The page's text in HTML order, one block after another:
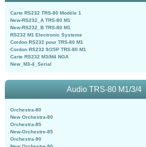
Carte RS232 TRS-80 Modèle 1
New-RS232_A TRS-80 M1
New-RS232_B TRS-80 M1
RS232 M1 Electronic Systeme
Cordon RS232 pour TRS-80 M1
Cordon RS232 9/25P TRS-80 M1
Carte RS232 M3/M4 NGA
New_M3-4_Serial
Audio TRS-80 M1/3/4
Orchestra-80
New Orchestra-80
Orchestra-85
New-Orchestre-85
Orchestra-90